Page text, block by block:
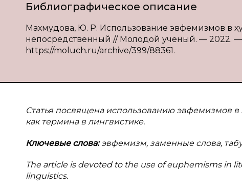
Библиографическое описание
Махмудова, Ю. Р. Использование эвфемизмов в
непосредственный // Молодой ученый. — 2022.
https://moluch.ru/archive/399/88361.
Статья посвящена использованию эвфемизмов в
как термина в лингвистике.
Ключевые слова:эвфемизм, заменные слова,
The article is devoted to the use of euphemisms in
linguistics.